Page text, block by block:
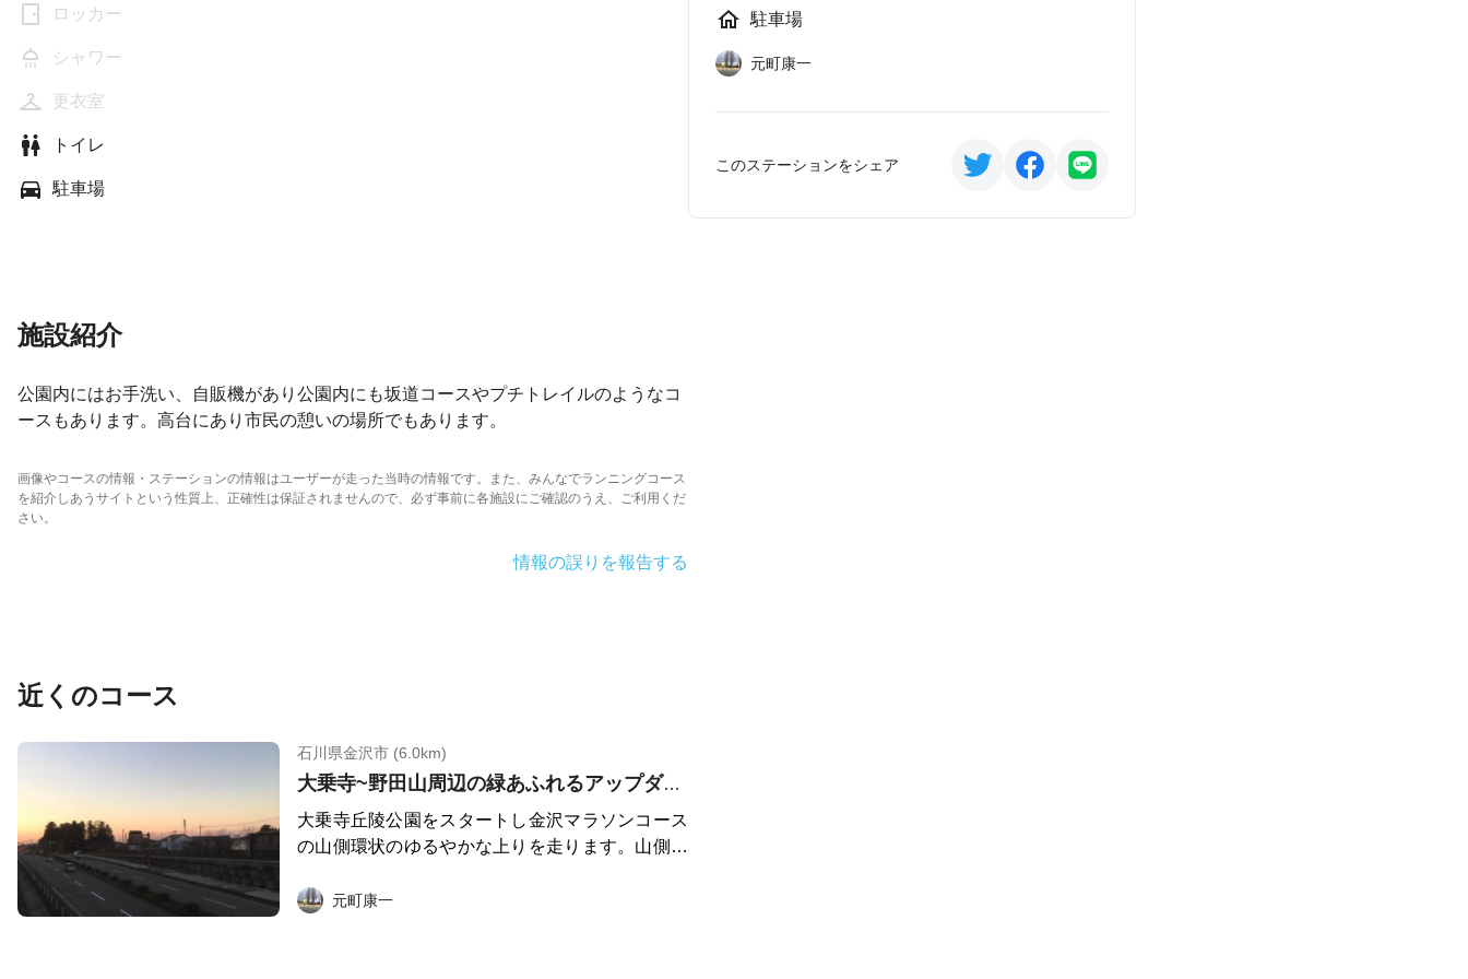
ロッカー
シャワー
更衣室
トイレ
駐車場
施設紹介
公園内にはお手洗い、自販機があり公園内にも坂道コースやプチトレイルのようなコ
ースもあります。高台にあり市民の憩いの場所でもあります。
画像やコースの情報・ステーションの情報はユーザーが走った当時の情報です。また、みんなでランニングコース
を紹介しあうサイトという性質上、正確性は保証されませんので、必ず事前に各施設にご確認のうえ、ご利用くだ
さい。
情報の誤りを報告する
近くのコース
石川県金沢市 (6.0km)
大乗寺~野田山周辺の緑あふれるアップダウンのあるコース
大乗寺丘陵公園をスタートし金沢マラソンコース
の山側環状のゆるやかな上りを走ります。山側環
坂道練習におススメです。距離は約6キロなので
元町康一
駐車場
元町康一
このステーションをシェア